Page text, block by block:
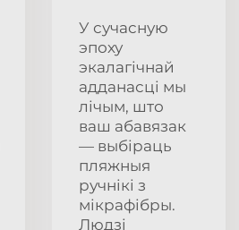
У сучасную
эпоху
экалагічнай
адданасці мы
лічым, што
ваш абавязак
— выбіраць
пляжныя
ручнікі з
мікрафібры.
Людзі